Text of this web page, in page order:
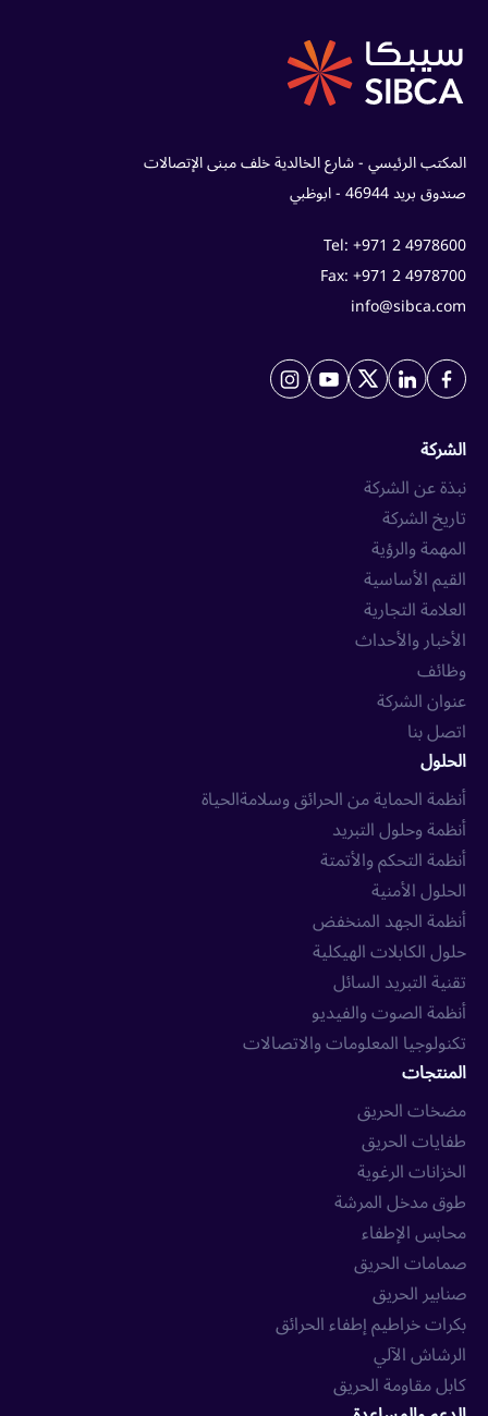
المكتب الرئيسي - شارع الخالدية خلف مبنى الإتصالات
صندوق بريد 46944 - ابوظبي
Tel: +971 2 4978600
Fax: +971 2 4978700
info@sibca.com
الشركة
نبذة عن الشركة
تاريخ الشركة
المهمة والرؤية
القيم الأساسية
العلامة التجارية
الأخبار والأحداث
وظائف
عنوان الشركة
اتصل بنا
الحلول
أنظمة الحماية من الحرائق وسلامةالحياة
أنظمة وحلول التبريد
أنظمة التحكم والأتمتة
الحلول الأمنية
أنظمة الجهد المنخفض
حلول الكابلات الهيكلية
تقنية التبريد السائل
أنظمة الصوت والفيديو
تكنولوجيا المعلومات والاتصالات
المنتجات
مضخات الحريق
طفايات الحريق
الخزانات الرغوية
طوق مدخل المرشة
محابس الإطفاء
صمامات الحريق
صنابير الحريق
بكرات خراطيم إطفاء الحرائق
الرشاش الآلي
كابل مقاومة الحريق